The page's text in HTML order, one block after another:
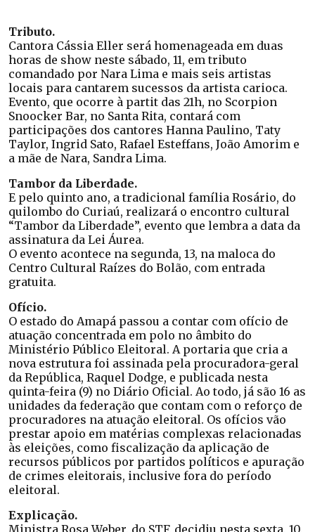
Tributo.
Cantora Cássia Eller será homenageada em duas
horas de show neste sábado, 11, em tributo
comandado por Nara Lima e mais seis artistas
locais para cantarem sucessos da artista carioca.
Evento, que ocorre à partit das 21h, no Scorpion
Snoocker Bar, no Santa Rita, contará com
participações dos cantores Hanna Paulino, Taty
Taylor, Ingrid Sato, Rafael Esteffans, João Amorim e
a mãe de Nara, Sandra Lima.
Tambor da Liberdade.
E pelo quinto ano, a tradicional família Rosário, do
quilombo do Curiaú, realizará o encontro cultural
“Tambor da Liberdade”, evento que lembra a data da
assinatura da Lei Áurea.
O evento acontece na segunda, 13, na maloca do
Centro Cultural Raízes do Bolão, com entrada
gratuita.
Ofício.
O estado do Amapá passou a contar com ofício de
atuação concentrada em polo no âmbito do
Ministério Público Eleitoral. A portaria que cria a
nova estrutura foi assinada pela procuradora-geral
da República, Raquel Dodge, e publicada nesta
quinta-feira (9) no Diário Oficial. Ao todo, já são 16 as
unidades da federação que contam com o reforço de
procuradores na atuação eleitoral. Os ofícios vão
prestar apoio em matérias complexas relacionadas
às eleições, como fiscalização da aplicação de
recursos públicos por partidos políticos e apuração
de crimes eleitorais, inclusive fora do período
eleitoral.
Explicação.
Ministra Rosa Weber, do STF, decidiu nesta sexta, 10,